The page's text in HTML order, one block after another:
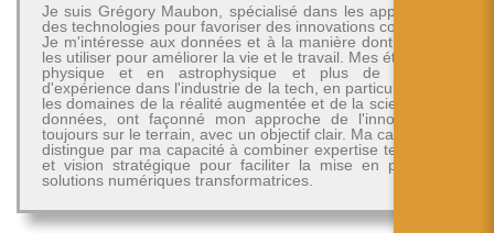
Je suis Grégory Maubon, spécialisé dans les applications
des technologies pour favoriser des innovations concrètes.
Je m'intéresse aux données et à la manière dont on peut
les utiliser pour améliorer la vie et le travail. Mes études en
physique et en astrophysique et plus de 30 ans
d'expérience dans l'industrie de la tech, en particulier dans
les domaines de la réalité augmentée et de la science des
données, ont façonné mon approche de l'innovation -
toujours sur le terrain, avec un objectif clair. Ma carrière se
distingue par ma capacité à combiner expertise technique
et vision stratégique pour faciliter la mise en place de
solutions numériques transformatrices.